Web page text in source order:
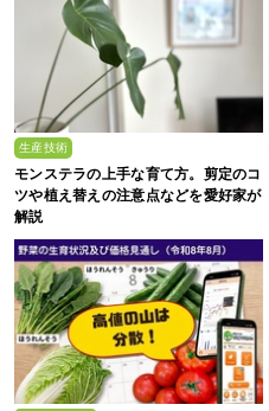
生産技術
モンステラの上手な育て方。剪定のコ
ツや植え替えの注意点などを愛好家が
解説